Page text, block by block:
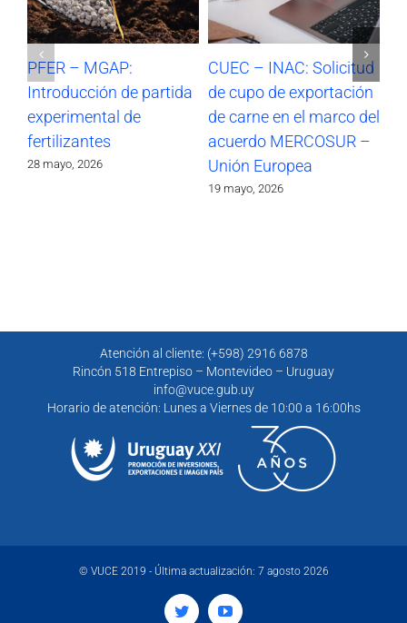
PFER – MGAP:
Introducción de partida
experimental de
fertilizantes
28 mayo, 2026
CUEC – INAC: Solicitud
de cupo de exportación
de carne en el marco del
acuerdo MERCOSUR –
Unión Europea
19 mayo, 2026
Atención al cliente: (+598) 2916 6878
Rincón 518 Entrepiso – Montevideo – Uruguay
info@vuce.gub.uy
Horario de atención: Lunes a Viernes de 10:00 a 16:00hs
© VUCE 2019 - Última actualización: 7 agosto 2026
TwitterYouTube